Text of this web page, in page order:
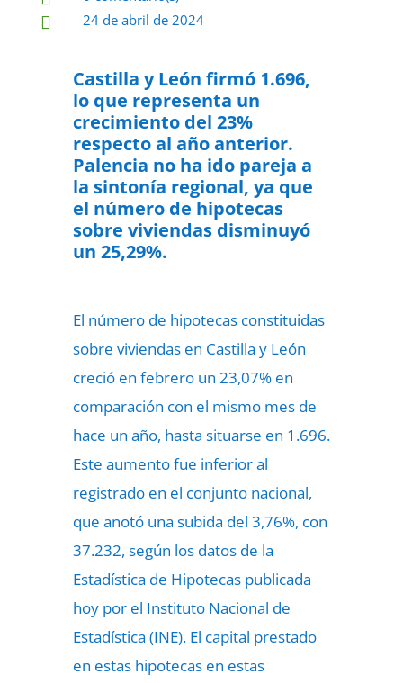
 24 de abril de 2024
Castilla y León firmó 1.696,
lo que representa un
crecimiento del 23%
respecto al año anterior.
Palencia no ha ido pareja a
la sintonía regional, ya que
el número de hipotecas
sobre viviendas disminuyó
un 25,29%.
El número de hipotecas constituidas
sobre viviendas en Castilla y León
creció en febrero un 23,07% en
comparación con el mismo mes de
hace un año, hasta situarse en 1.696.
Este aumento fue inferior al
registrado en el conjunto nacional,
que anotó una subida del 3,76%, con
37.232, según los datos de la
Estadística de Hipotecas publicada
hoy por el Instituto Nacional de
Estadística (INE). El capital prestado
en estas hipotecas en estas